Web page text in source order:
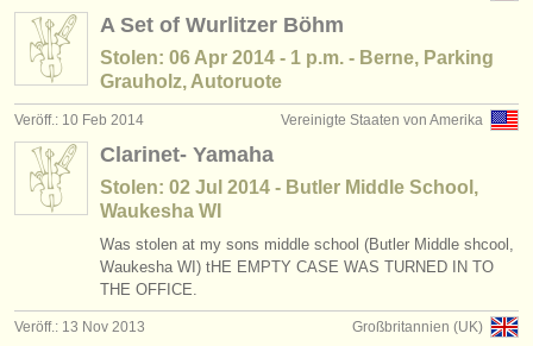
A Set of Wurlitzer Böhm
Stolen: 06 Apr 2014 - 1 p.m. - Berne, Parking
Grauholz, Autoruote
Vereinigte Staaten von Amerika
Veröff.: 10 Feb 2014
Clarinet- Yamaha
Stolen: 02 Jul 2014 - Butler Middle School,
Waukesha WI
Was stolen at my sons middle school (Butler Middle shcool,
Waukesha WI) tHE EMPTY CASE WAS TURNED IN TO
THE OFFICE.
Großbritannien (UK)
Veröff.: 13 Nov 2013